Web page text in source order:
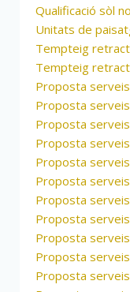
Qualificació sòl
Unitats de
Tempteig
Tempteig
Proposta
Proposta
Proposta
Proposta
Proposta
Proposta
Proposta
Proposta
Proposta
Proposta
Proposta serveis